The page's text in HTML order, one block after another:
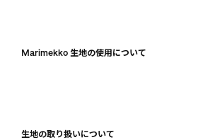
Marimekko 生地の使用について
生地の取り扱いについて